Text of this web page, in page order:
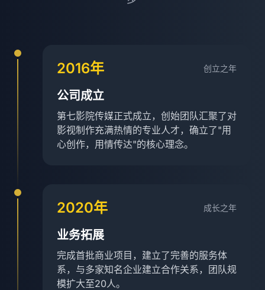
2016年 创立之年
公司成立
第七影院传媒正式成立，创始团队汇聚了对
影视制作充满热情的专业人才，确立了"用
心创作，用情传达"的核心理念。
2020年 成长之年
业务拓展
完成首批商业项目，建立了完善的服务体
系，与多家知名企业建立合作关系，团队规
模扩大至20人。